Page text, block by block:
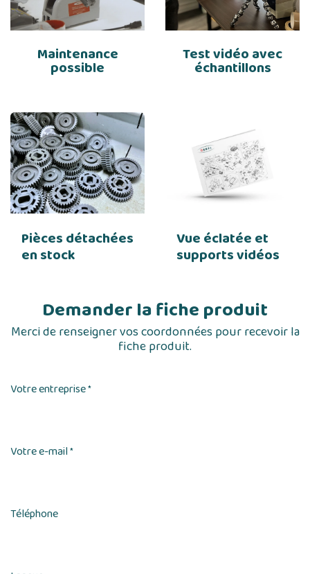
Maintenance
possible
Test vidéo avec
échantillons
Pièces détachées
en stock
Vue éclatée et
supports vidéos
Demander la fiche produit
Merci de renseigner vos coordonnées pour recevoir la
fiche produit.
Votre entreprise*
Votre e-mail*
Téléphone